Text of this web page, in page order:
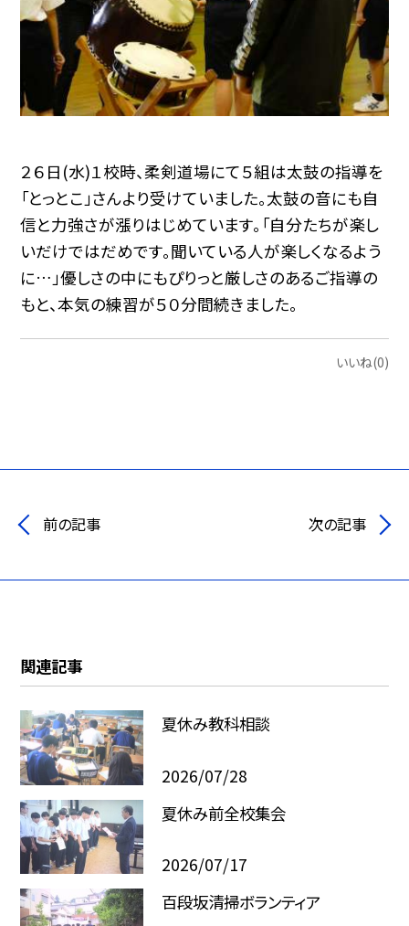
２６日(水)１校時、柔剣道場にて５組は太鼓の指導を
「とっとこ」さんより受けていました。太鼓の音にも自
信と力強さが漲りはじめています。「自分たちが楽し
いだけではだめです。聞いている人が楽しくなるよう
に…」優しさの中にもぴりっと厳しさのあるご指導の
もと、本気の練習が５０分間続きました。
いいね(0)
前の記事 次の記事
関連記事
夏休み教科相談
2026/07/28
夏休み前全校集会
2026/07/17
百段坂清掃ボランティア